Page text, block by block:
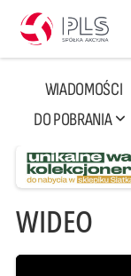
WIADOMOŚCI
DO POBRANIA
WIDEO